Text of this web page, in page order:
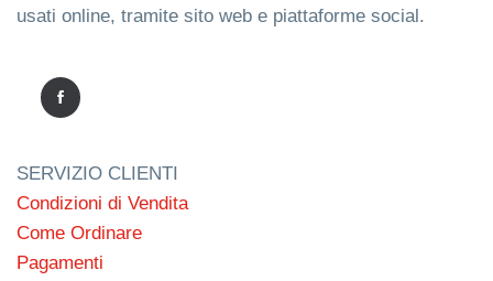
usati online, tramite sito web e piattaforme social.
SERVIZIO CLIENTI
Condizioni di Vendita
Come Ordinare
Pagamenti